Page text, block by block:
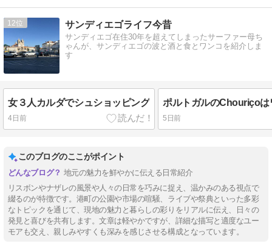
12 サンディエゴライフ今昔
サンディエゴ在住30年を超えてしまったサーファー母ち
ゃんが、サンディエゴの波と酒と食とワンコを紹介しま
す
女３人カルダでシュショッピング
4日前
ポルトガルのChouriçoは
5日前
このブログのここがポイント
地元の魅力を鮮やかに伝える日常紹介
リスボンやナザレの風景や人々の日常を巧みに捉え、温かみのある視点で
綴るのが特徴です。港町の公園や市場の喧騒、ライブや祭典といった多彩
なトピックを通じて、現地の魅力と暮らしの彩りをリアルに伝え、日々の
発見と喜びを共有します。文章は軽やかですが、詳細な描写と適度なユー
モアも交え、親しみやすくも深みを感じさせる構成となっています。